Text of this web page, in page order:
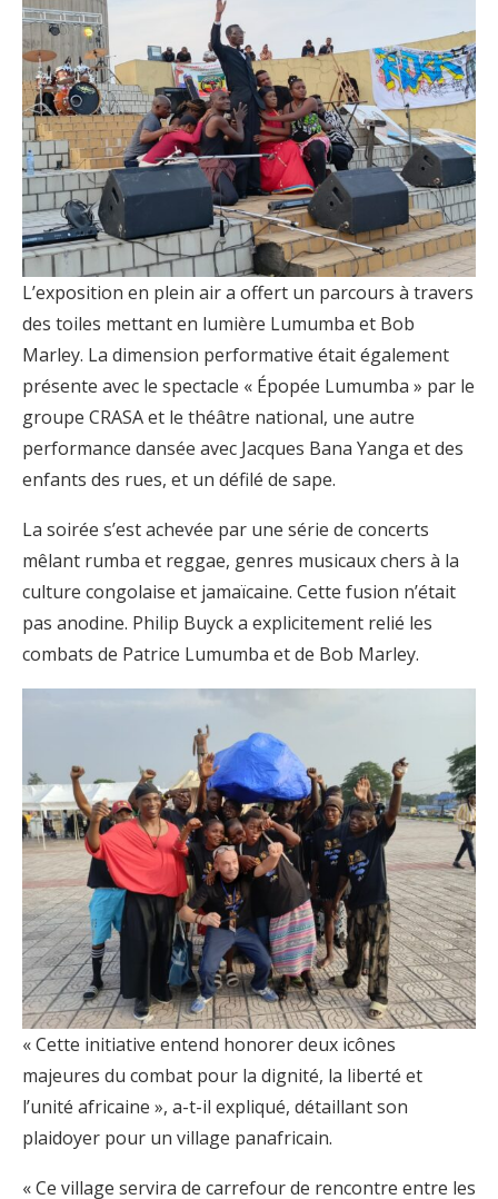
L’exposition en plein air a offert un parcours à travers
des toiles mettant en lumière Lumumba et Bob
Marley. La dimension performative était également
présente avec le spectacle « Épopée Lumumba » par le
groupe CRASA et le théâtre national, une autre
performance dansée avec Jacques Bana Yanga et des
enfants des rues, et un défilé de sape.
La soirée s’est achevée par une série de concerts
mêlant rumba et reggae, genres musicaux chers à la
culture congolaise et jamaïcaine. Cette fusion n’était
pas anodine. Philip Buyck a explicitement relié les
combats de Patrice Lumumba et de Bob Marley.
« Cette initiative entend honorer deux icônes
majeures du combat pour la dignité, la liberté et
l’unité africaine », a-t-il expliqué, détaillant son
plaidoyer pour un village panafricain.
« Ce village servira de carrefour de rencontre entre les